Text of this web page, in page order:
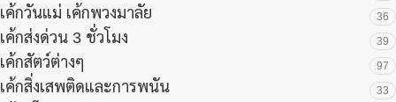
เค้กวันแม่ เค้กพวงมาลัย 36
เค้กส่งด่วน 3 ชั่วโมง 39
เค้กสัตว์ต่างๆ 97
เค้กสิ่งเสพติดและการพนัน 33